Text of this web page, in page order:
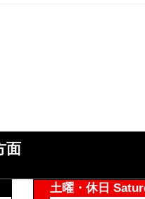
面
土曜・休日